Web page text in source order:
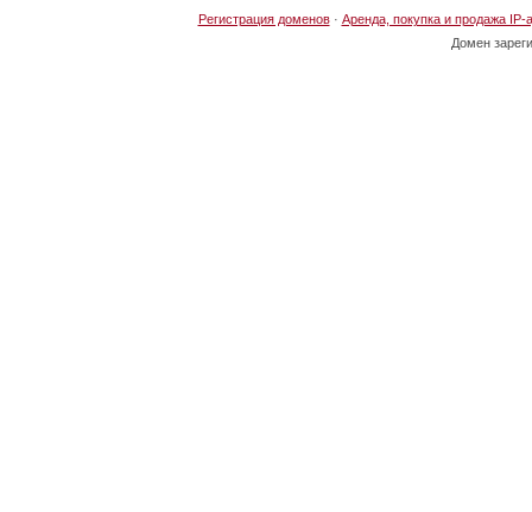
Регистрация доменов· Аренда, покупка и продажа IP-
Домен